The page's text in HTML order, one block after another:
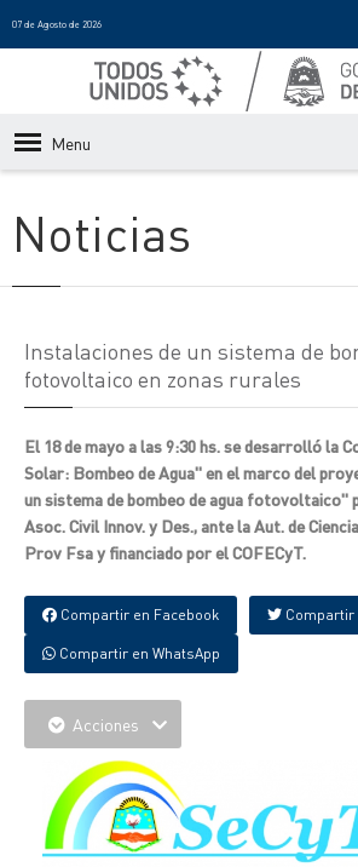
07 de Agosto de 2026
Menu
Noticias
Instalaciones de un sistema de
fotovoltaico en zonas rurales
El 18 de mayo a las 9:30 hs. se desarrolló la
Solar: Bombeo de Agua" en el marco del
un sistema de bombeo de agua fotovoltaico"
Asoc. Civil Innov. y Des., ante la Aut. de
Prov Fsa y financiado por el COFECyT.
Compartir en Facebook Compartir
Compartir en WhatsApp
Acciones